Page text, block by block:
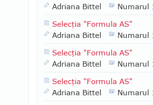
Adriana Bittel
Numarul
Selecţia "Formula AS"
Adriana Bittel
Numarul
Selecţia "Formula AS"
Adriana Bittel
Numarul
Selecţia "Formula AS"
Adriana Bittel
Numarul